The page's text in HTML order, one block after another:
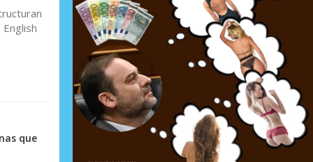
que